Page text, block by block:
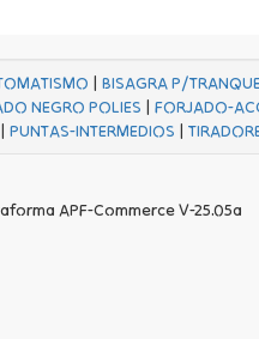
| BISAGRA P/
NEGRO POLIES |FORJADO-
| PUNTAS-INTERMEDIOS |
APF-Commerce V-25.05a